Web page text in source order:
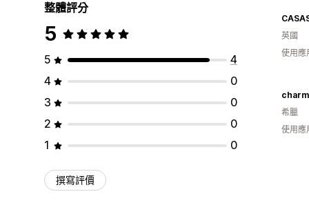
整體評分
5
5
4
4
0
3
0
2
0
1
0
撰寫評價
英國
使用應
希臘
使用應